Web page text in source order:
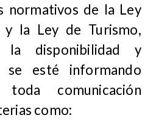
normativos de la Ley
y la Ley de Turismo,
la disponibilidad y
se esté informando
toda comunicación
como: